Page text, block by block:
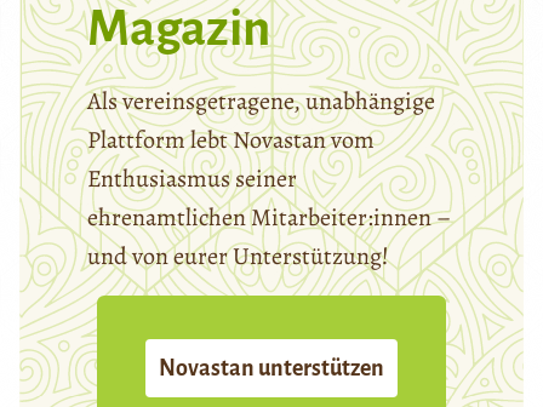
Magazin
Als vereinsgetragene, unabhängige
Plattform lebt Novastan vom
Enthusiasmus seiner
ehrenamtlichen Mitarbeiter:innen –
und von eurer Unterstützung!
Novastan unterstützen